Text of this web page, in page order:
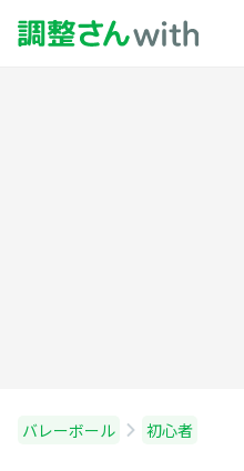
バレーボール 初心者